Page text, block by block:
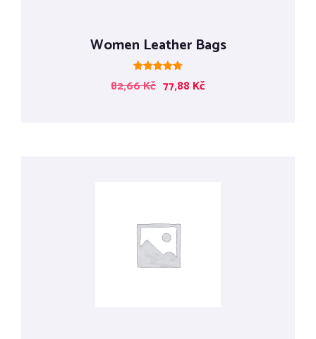
Women Leather Bags
5.00
82,66Kč 77,88 Kč